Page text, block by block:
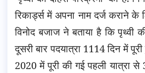
रिकार्ड्स में अपना नाम दर्ज कराने
विनोद बजाज ने बताया है कि पृथ्वी
दूसरी बार पदयात्रा 1114 दिन में
2020 में पूरी की गई पहली यात्रा